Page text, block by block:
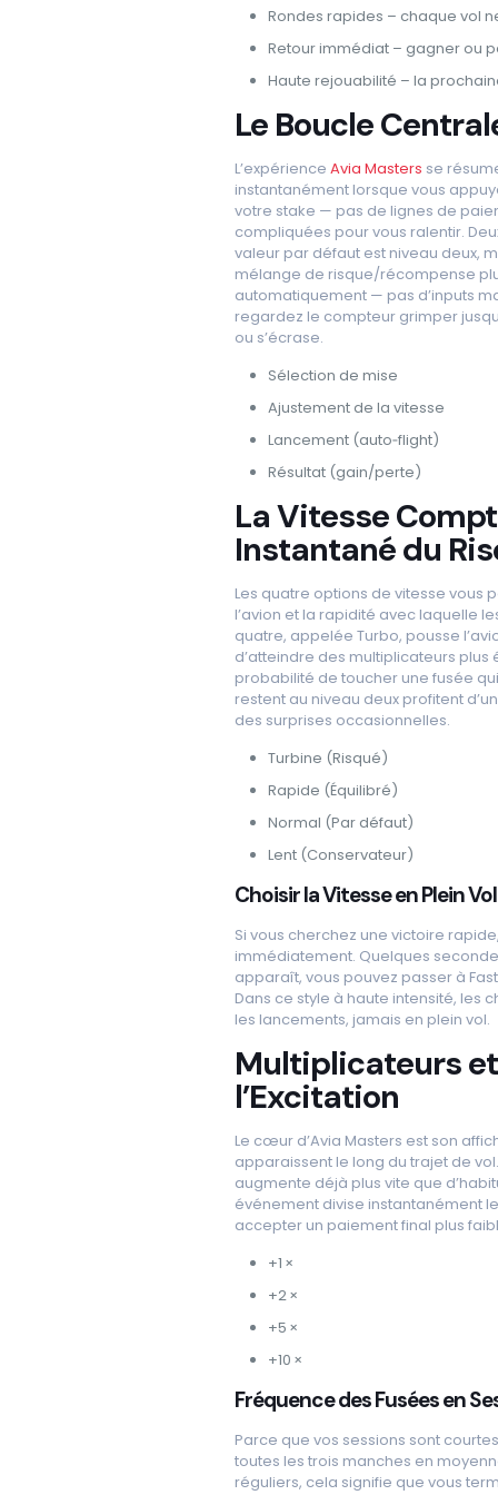
Rondes rapides – chaque vol
Retour immédiat – gagner ou
Haute rejouabilité – la
Le Boucle
L’expérience Avia Masters se
instantanément lorsque vous
votre stake — pas de lignes de
compliquées pour vous ralentir.
valeur par défaut est niveau deux,
mélange de risque/récompense
automatiquement — pas d’inputs
regardez le compteur grimper
ou s’écrase.
Sélection de mise
Ajustement de la vitesse
Lancement (auto‑flight)
Résultat (gain/perte)
La Vitesse
Instantané du
Les quatre options de vitesse vous
l’avion et la rapidité avec laquelle
quatre, appelée Turbo, pousse
d’atteindre des multiplicateurs
probabilité de toucher une fusée
restent au niveau deux profitent
des surprises occasionnelles.
Turbine (Risqué)
Rapide (Équilibré)
Normal (Par défaut)
Lent (Conservateur)
Choisir la Vitesse en Plein Vol
Si vous cherchez une victoire
immédiatement. Quelques
apparaît, vous pouvez passer à
Dans ce style à haute intensité, les
les lancements, jamais en plein vol.
Multiplicateurs et
l’Excitation
Le cœur d’Avia Masters est son
apparaissent le long du trajet de
augmente déjà plus vite que
événement divise instantanément
accepter un paiement final plus
+1 ×
+2 ×
+5 ×
+10 ×
Fréquence des Fusées en
Parce que vos sessions sont
toutes les trois manches en
réguliers, cela signifie que vous